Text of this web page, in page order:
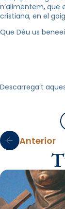
n’alimentem, que
cristiana, en el
Que Déu us
Descarrega’t
Anterior